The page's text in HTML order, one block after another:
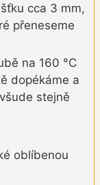
cca 3 mm,
přeneseme
na 160 °C
dopékáme a
stejně
oblíbenou